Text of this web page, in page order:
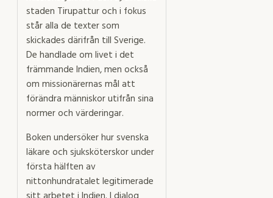
staden Tirupattur och i fokus
står alla de texter som
skickades därifrån till Sverige.
De handlade om livet i det
främmande Indien, men också
om missionärernas mål att
förändra människor utifrån sina
normer och värderingar.
Boken undersöker hur svenska
läkare och sjuksköterskor under
första hälften av
nittonhundratalet legitimerade